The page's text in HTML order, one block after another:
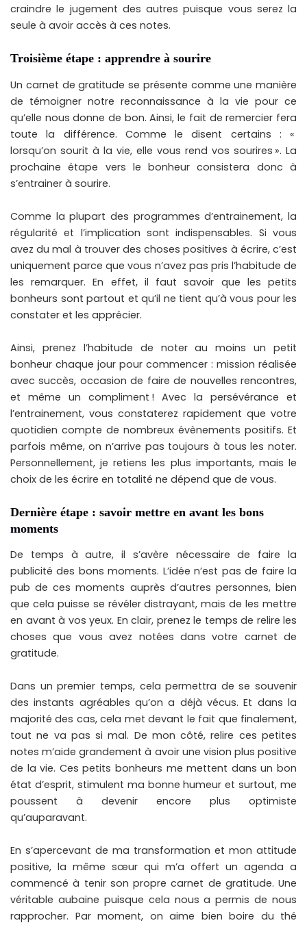
craindre le jugement des autres puisque vous serez la
seule à avoir accès à ces notes.
Troisième étape : apprendre à sourire
Un carnet de gratitude se présente comme une manière
de témoigner notre reconnaissance à la vie pour ce
qu’elle nous donne de bon. Ainsi, le fait de remercier fera
toute la différence. Comme le disent certains : «
lorsqu’on sourit à la vie, elle vous rend vos sourires ». La
prochaine étape vers le bonheur consistera donc à
s’entrainer à sourire.
Comme la plupart des programmes d’entrainement, la
régularité et l’implication sont indispensables. Si vous
avez du mal à trouver des choses positives à écrire, c’est
uniquement parce que vous n’avez pas pris l’habitude de
les remarquer. En effet, il faut savoir que les petits
bonheurs sont partout et qu’il ne tient qu’à vous pour les
constater et les apprécier.
Ainsi, prenez l’habitude de noter au moins un petit
bonheur chaque jour pour commencer : mission réalisée
avec succès, occasion de faire de nouvelles rencontres,
et même un compliment ! Avec la persévérance et
l’entrainement, vous constaterez rapidement que votre
quotidien compte de nombreux évènements positifs. Et
parfois même, on n’arrive pas toujours à tous les noter.
Personnellement, je retiens les plus importants, mais le
choix de les écrire en totalité ne dépend que de vous.
Dernière étape : savoir mettre en avant les bons
moments
De temps à autre, il s’avère nécessaire de faire la
publicité des bons moments. L’idée n’est pas de faire la
pub de ces moments auprès d’autres personnes, bien
que cela puisse se révéler distrayant, mais de les mettre
en avant à vos yeux. En clair, prenez le temps de relire les
choses que vous avez notées dans votre carnet de
gratitude.
Dans un premier temps, cela permettra de se souvenir
des instants agréables qu’on a déjà vécus. Et dans la
majorité des cas, cela met devant le fait que finalement,
tout ne va pas si mal. De mon côté, relire ces petites
notes m’aide grandement à avoir une vision plus positive
de la vie. Ces petits bonheurs me mettent dans un bon
état d’esprit, stimulent ma bonne humeur et surtout, me
poussent à devenir encore plus optimiste
qu’auparavant.
En s’apercevant de ma transformation et mon attitude
positive, la même sœur qui m’a offert un agenda a
commencé à tenir son propre carnet de gratitude. Une
véritable aubaine puisque cela nous a permis de nous
rapprocher. Par moment, on aime bien boire du thé